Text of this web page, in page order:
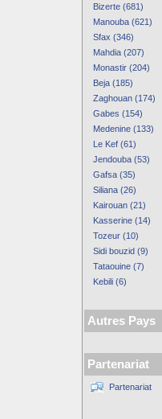
Bizerte (681)
Manouba (621)
Sfax (346)
Mahdia (207)
Monastir (204)
Beja (185)
Zaghouan (174)
Gabes (154)
Medenine (133)
Le Kef (61)
Jendouba (53)
Gafsa (35)
Siliana (26)
Kairouan (21)
Kasserine (14)
Tozeur (10)
Sidi bouzid (9)
Tataouine (7)
Kebili (6)
Autres Pays
Partenariat
Partenariat